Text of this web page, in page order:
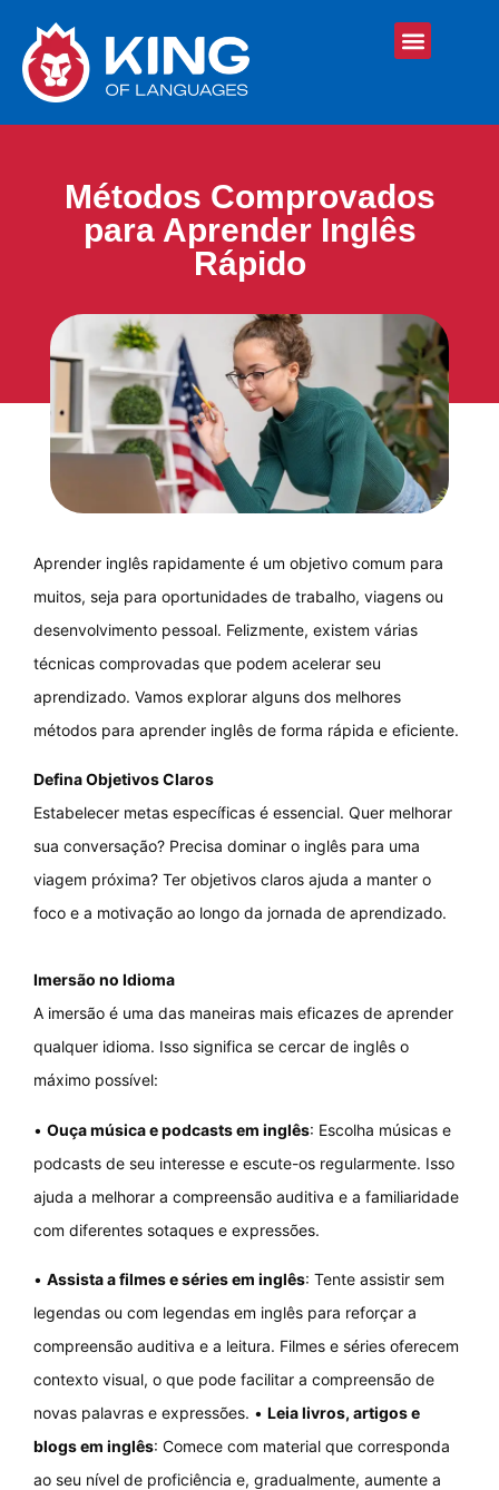
Métodos Comprovados
para Aprender Inglês
Rápido
Aprender inglês rapidamente é um objetivo comum para
muitos, seja para oportunidades de trabalho, viagens ou
desenvolvimento pessoal. Felizmente, existem várias
técnicas comprovadas que podem acelerar seu
aprendizado. Vamos explorar alguns dos melhores
métodos para aprender inglês de forma rápida e eficiente.
Defina Objetivos Claros
Estabelecer metas específicas é essencial. Quer melhorar
sua conversação? Precisa dominar o inglês para uma
viagem próxima? Ter objetivos claros ajuda a manter o
foco e a motivação ao longo da jornada de aprendizado.
Imersão no Idioma
A imersão é uma das maneiras mais eficazes de aprender
qualquer idioma. Isso significa se cercar de inglês o
máximo possível:
• Ouça música e podcasts em inglês: Escolha músicas e
podcasts de seu interesse e escute-os regularmente. Isso
ajuda a melhorar a compreensão auditiva e a familiaridade
com diferentes sotaques e expressões.
• Assista a filmes e séries em inglês: Tente assistir sem
legendas ou com legendas em inglês para reforçar a
compreensão auditiva e a leitura. Filmes e séries oferecem
contexto visual, o que pode facilitar a compreensão de
novas palavras e expressões. • Leia livros, artigos e
blogs em inglês: Comece com material que corresponda
ao seu nível de proficiência e, gradualmente, aumente a